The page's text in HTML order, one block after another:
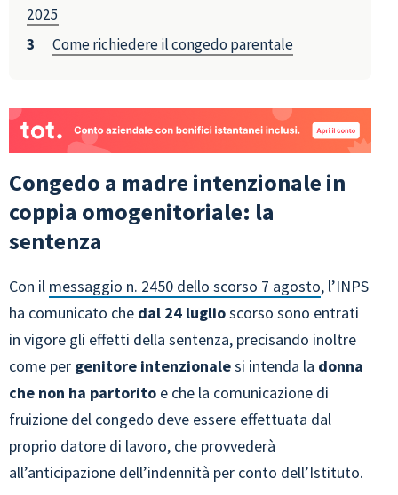
2025
Come richiedere il congedo parentale
Congedo a madre intenzionale in
coppia omogenitoriale: la
sentenza
Con il messaggio n. 2450 dello scorso 7 agosto, l’INPS
ha comunicato che dal 24 luglioscorso sono entrati
in vigore gli effetti della sentenza, precisando inoltre
come per genitore intenzionalesi intenda la donna
che non ha partorito e che la comunicazione di
fruizione del congedo deve essere effettuata dal
proprio datore di lavoro, che provvederà
all’anticipazione dell’indennità per conto dell’Istituto.